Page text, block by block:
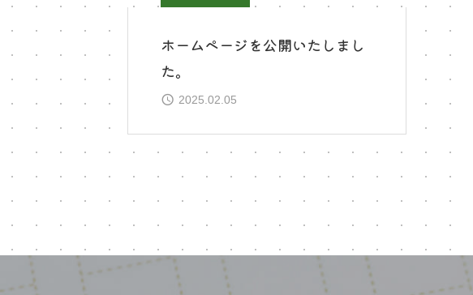
ホームページを公開いたしまし
た。
2025.02.05